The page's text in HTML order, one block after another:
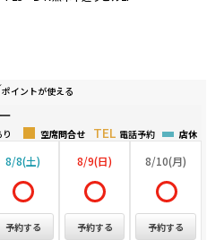
ポイントが使える
店休
電話予約
空席問合せ
8/8(土)
予約する
8/9(日)
予約する
8/10(月)
予約する